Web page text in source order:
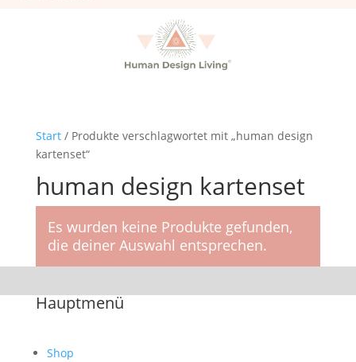
Start/ Produkte verschlagwortet mit „human design
kartenset“
human design kartenset
Es wurden keine Produkte gefunden,
die deiner Auswahl entsprechen.
Hauptmenü
Shop